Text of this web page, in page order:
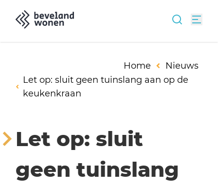
Home
Nieuws
Let op: sluit geen tuinslang aan op de
keukenkraan
Let op: sluit
geen tuinslang